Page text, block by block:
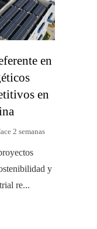
en
en
2 semanas
y
re...